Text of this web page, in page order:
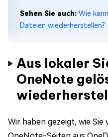
Sehen Sie auch: Wie
Dateien wiederherstellen?
Aus lokaler
OneNote
Wir haben gezeigt, wie